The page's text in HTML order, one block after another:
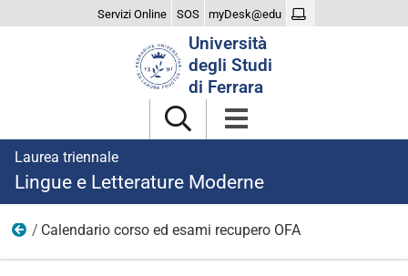
Servizi Online SOS myDesk@edu
Università
degli Studi
di Ferrara
Laurea triennale
Lingue e Letterature Moderne
TOLC-SU
Calendario corso ed esami recupero OFA